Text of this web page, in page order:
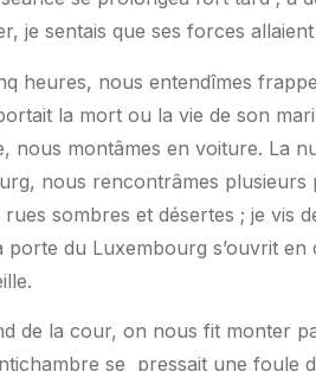
je sentais que ses forces
heures, nous entendîmes
la mort ou la vie de son
nous montâmes en voiture. La
nous rencontrâmes
sombres et désertes ; je vis
porte du Luxembourg s’ouvrit
de la cour, on nous fit monter
se pressait une foule